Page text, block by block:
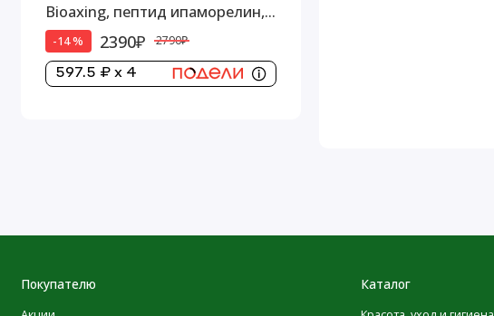
Bioaxing, пептид ипаморелин,
5 мг
-14 % 2390₽ 2790₽
597.5 ₽ x 4
Покупателю Каталог